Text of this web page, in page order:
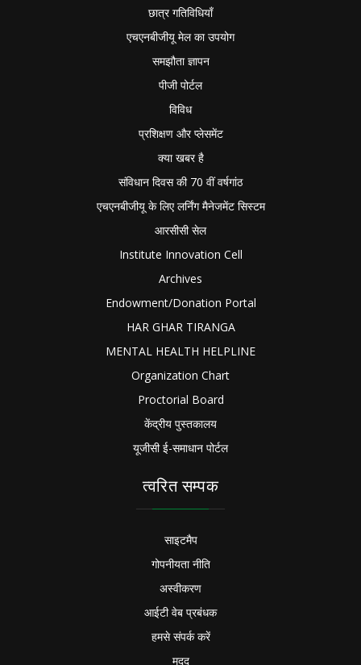
छात्र गतिविधियाँ
एचएनबीजीयू मेल का उपयोग
समझौता ज्ञापन
पीजी पोर्टल
विविध
प्रशिक्षण और प्लेसमेंट
क्या खबर है
संविधान दिवस की 70 वीं वर्षगांठ
एचएनबीजीयू के लिए लर्निंग मैनेजमेंट सिस्टम
आरसीसी सेल
Institute Innovation Cell
Archives
Endowment/Donation Portal
HAR GHAR TIRANGA
MENTAL HEALTH HELPLINE
Organization Chart
Proctorial Board
केंद्रीय पुस्तकालय
यूजीसी ई-समाधान पोर्टल
त्वरित सम्पक
साइटमैप
गोपनीयता नीति
अस्वीकरण
आईटी वेब प्रबंधक
हमसे संपर्क करें
मदद